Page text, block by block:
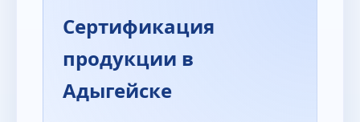
Сертификация
продукции в
Адыгейске